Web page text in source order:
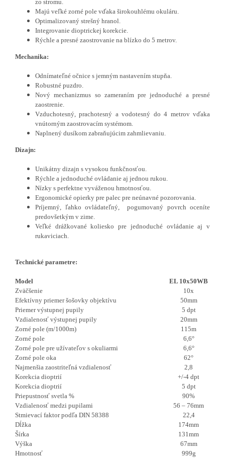
zo stromu.
Majú veľké zorné pole vďaka širokouhlému okuláru.
Optimalizovaný strešný hranol.
Integrovanie dioptrickej korekcie.
Rýchle a presné zaostrovanie na blízko do 5 metrov.
Mechanika:
Odnímateľné očnice s jemným nastavením stupňa.
Robustné puzdro.
Nový mechanizmus so zameraním pre jednoduché a presné
zaostrenie.
Vzduchotesný, prachotesný a vodotesný do 4 metrov vďaka
vnútorným zaostrovacím systémom.
Naplnený dusíkom zabraňujúcim zahmlievaniu.
Dizajn:
Unikátny dizajn s vysokou funkčnosťou.
Rýchle a jednoduché ovládanie aj jednou rukou.
Nízky s perfektne vyváženou hmotnosťou.
Ergonomické opierky pre palec pre neúnavné pozorovania.
Príjemný, ľahko ovládateľný, pogumovaný povrch oceníte
predovšetkým v zime.
Veľké drážkované koliesko pre jednoduché ovládanie aj v
rukaviciach.
Technické parametre:
Model
EL 10x50WB
Zväčšenie
10x
Efektívny priemer šošovky objektívu
50mm
Priemer výstupnej pupily
5 dpt
Vzdialenosť výstupnej pupily
20mm
Zorné pole (m/1000m)
115m
Zorné pole
6,6°
Zorné pole pre užívateľov s okuliarmi
6,6°
Zorné pole oka
62°
Najmenšia zaostriteľná vzdialenosť
2,8
Korekcia dioptrií
+/-4 dpt
Korekcia dioptrií
5 dpt
Priepustnosť svetla %
90%
Vzdialenosť medzi pupilami
56 – 76mm
Stmievací faktor podľa DIN 58388
22,4
Dĺžka
174mm
Šírka
131mm
Výška
67mm
Hmotnosť
999g